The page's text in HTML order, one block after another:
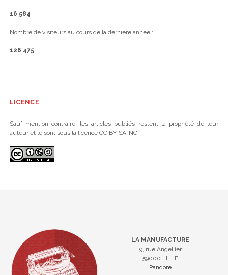
16 584
Nombre de visiteurs au cours de la dernière année :
126 475
LICENCE
Sauf mention contraire, les articles publiés restent la propriété de leur
auteur et le sont sous la licence CC BY-SA-NC.
LA MANUFACTURE
9, rue Angellier
59000 LILLE
Pandore